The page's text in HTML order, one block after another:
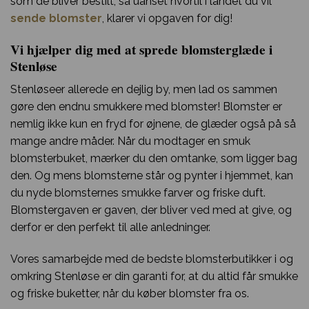
sende blomster, klarer vi opgaven for dig!
Vi hjælper dig med at sprede blomsterglæde i
Stenløse
Stenløseer allerede en dejlig by, men lad os sammen
gøre den endnu smukkere med blomster! Blomster er
nemlig ikke kun en fryd for øjnene, de glæder også på så
mange andre måder. Når du modtager en smuk
blomsterbuket, mærker du den omtanke, som ligger bag
den. Og mens blomsterne står og pynter i hjemmet, kan
du nyde blomsternes smukke farver og friske duft.
Blomstergaven er gaven, der bliver ved med at give, og
derfor er den perfekt til alle anledninger.
Vores samarbejde med de bedste blomsterbutikker i og
omkring Stenløse er din garanti for, at du altid får smukke
og friske buketter, når du køber blomster fra os.